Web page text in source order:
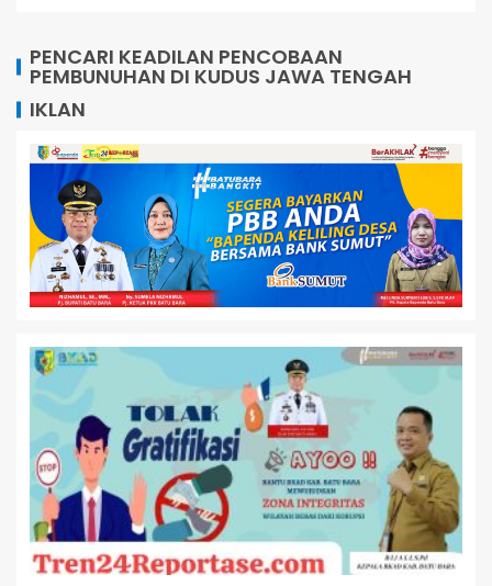
PENCARI KEADILAN PENCOBAAN
PEMBUNUHAN DI KUDUS JAWA TENGAH
IKLAN